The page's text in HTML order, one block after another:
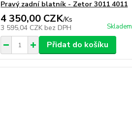
Pravý zadní blatník - Zetor 3011 4011
4 350,00 CZK/Ks
3 595,04 CZK bez DPH Skladem
Přidat do košíku